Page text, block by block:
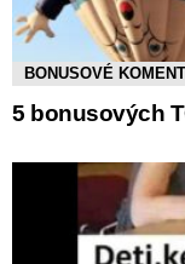
BONUSOVÉ
5 bonusových